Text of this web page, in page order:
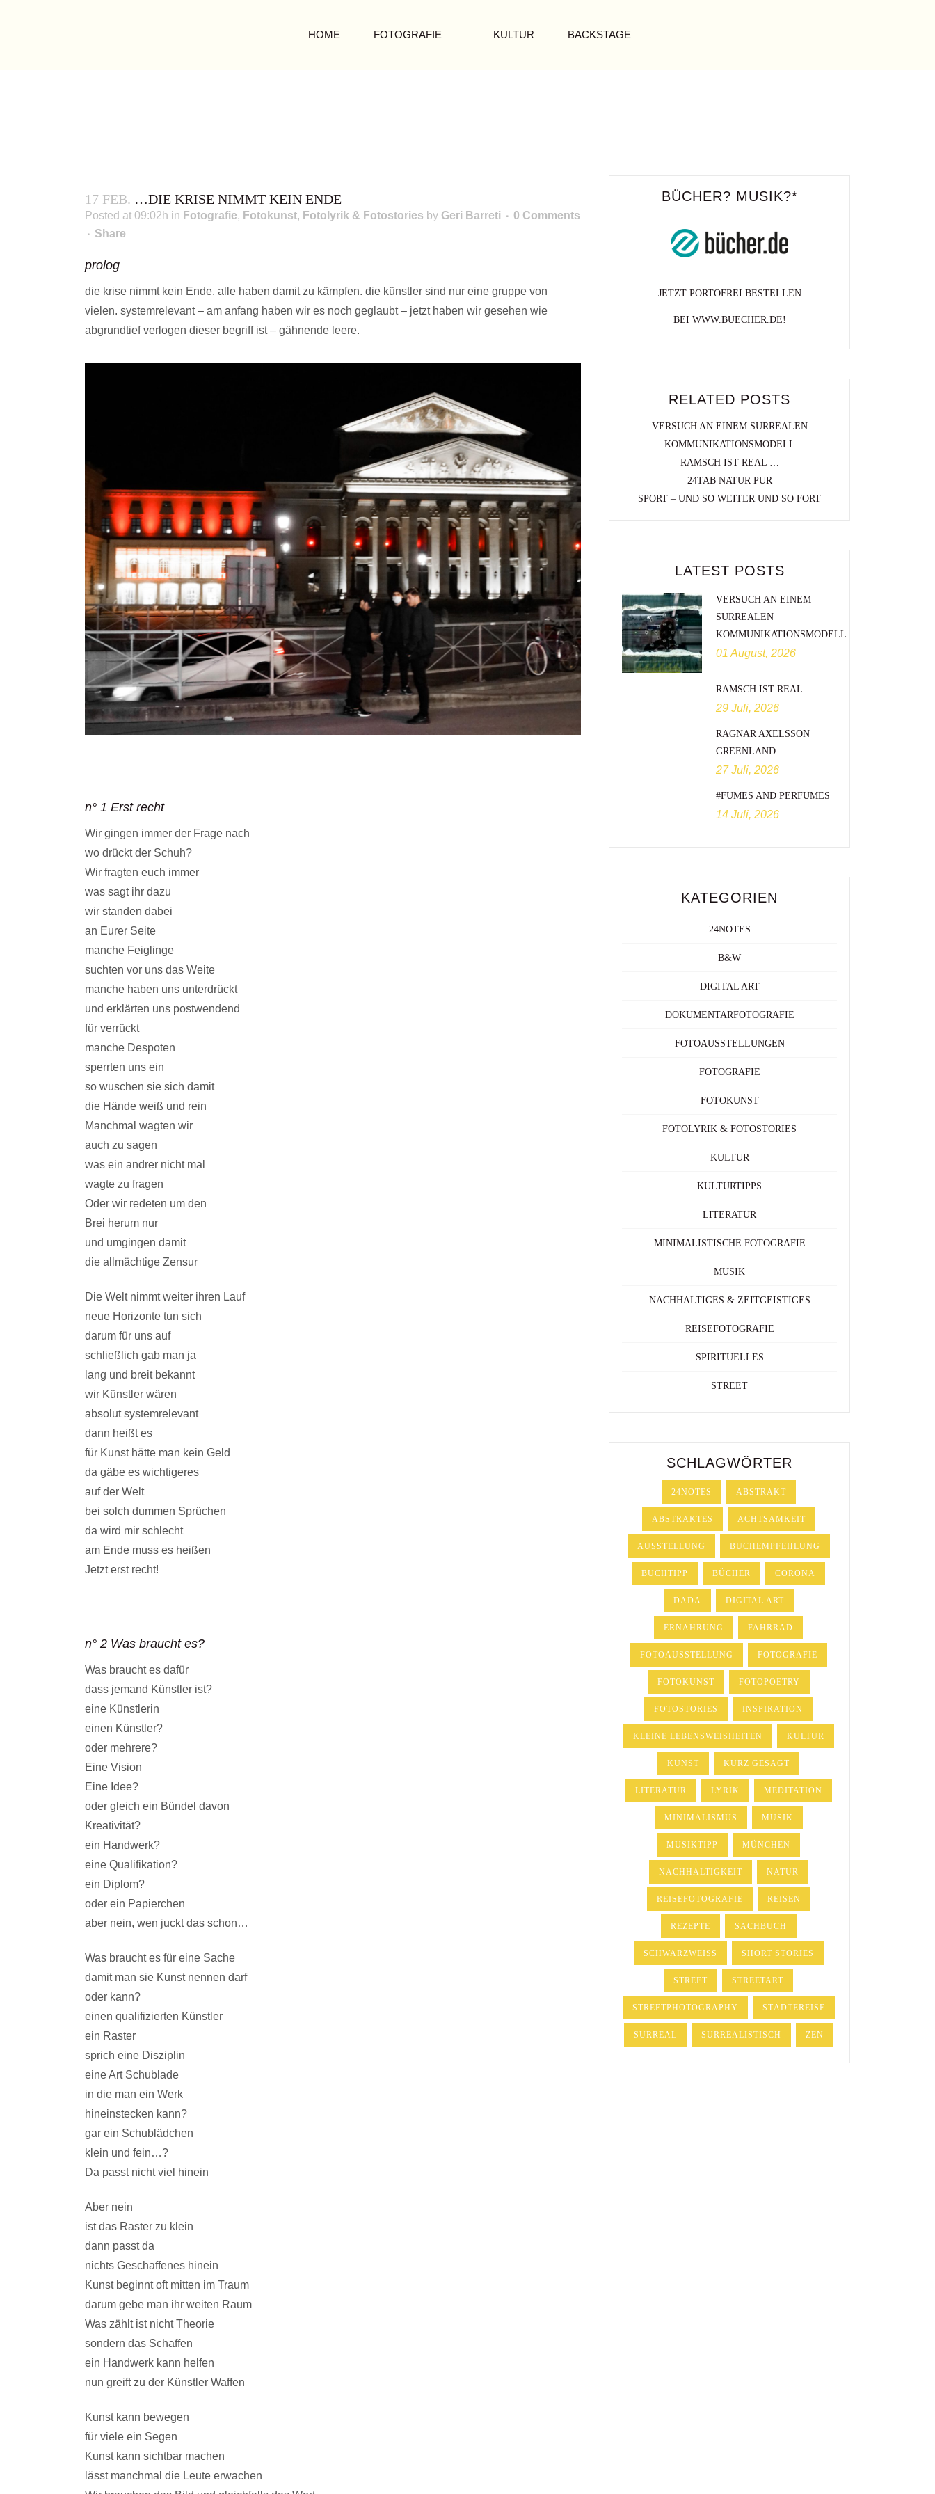
HOME FOTOGRAFIE KULTUR BACKSTAGE
…DIE KRISE NIMMT KEIN ENDE
17 FEB. …DIE KRISE NIMMT KEIN ENDE
Posted at 09:02h in Fotografie, Fotokunst, Fotolyrik & Fotostories by Geri Barreti
0 Comments
Share
prolog
die krise nimmt kein Ende. alle haben damit zu kämpfen. die künstler sind nur eine gruppe von
vielen. systemrelevant – am anfang haben wir es noch geglaubt – jetzt haben wir gesehen wie
abgrundtief verlogen dieser begriff ist – gähnende leere.
n° 1 Erst recht
Wir gingen immer der Frage nach
wo drückt der Schuh?
Wir fragten euch immer
was sagt ihr dazu
wir standen dabei
an Eurer Seite
manche Feiglinge
suchten vor uns das Weite
manche haben uns unterdrückt
und erklärten uns postwendend
für verrückt
manche Despoten
sperrten uns ein
so wuschen sie sich damit
die Hände weiß und rein
Manchmal wagten wir
auch zu sagen
was ein andrer nicht mal
wagte zu fragen
Oder wir redeten um den
Brei herum nur
und umgingen damit
die allmächtige Zensur
Die Welt nimmt weiter ihren Lauf
neue Horizonte tun sich
darum für uns auf
schließlich gab man ja
lang und breit bekannt
wir Künstler wären
absolut systemrelevant
dann heißt es
für Kunst hätte man kein Geld
da gäbe es wichtigeres
auf der Welt
bei solch dummen Sprüchen
da wird mir schlecht
am Ende muss es heißen
Jetzt erst recht!
n° 2 Was braucht es?
Was braucht es dafür
dass jemand Künstler ist?
eine Künstlerin
einen Künstler?
oder mehrere?
Eine Vision
Eine Idee?
oder gleich ein Bündel davon
Kreativität?
ein Handwerk?
eine Qualifikation?
ein Diplom?
oder ein Papierchen
aber nein, wen juckt das schon…
Was braucht es für eine Sache
damit man sie Kunst nennen darf
oder kann?
einen qualifizierten Künstler
ein Raster
sprich eine Disziplin
eine Art Schublade
in die man ein Werk
hineinstecken kann?
gar ein Schublädchen
klein und fein…?
Da passt nicht viel hinein
Aber nein
ist das Raster zu klein
dann passt da
nichts Geschaffenes hinein
Kunst beginnt oft mitten im Traum
darum gebe man ihr weiten Raum
Was zählt ist nicht Theorie
sondern das Schaffen
ein Handwerk kann helfen
nun greift zu der Künstler Waffen
Kunst kann bewegen
für viele ein Segen
Kunst kann sichtbar machen
lässt manchmal die Leute erwachen
BÜCHER? MUSIK?*
JETZT PORTOFREI BESTELLEN
BEI WWW.BUECHER.DE!
RELATED POSTS
VERSUCH AN EINEM SURREALEN
KOMMUNIKATIONSMODELL
RAMSCH IST REAL …
24TAB NATUR PUR
SPORT – UND SO WEITER UND SO FORT
LATEST POSTS
VERSUCH AN EINEM
SURREALEN
KOMMUNIKATIONSMODELL
01 August, 2026
RAMSCH IST REAL …
29 Juli, 2026
RAGNAR AXELSSON
GREENLAND
27 Juli, 2026
#FUMES AND PERFUMES
14 Juli, 2026
KATEGORIEN
24NOTES
B&W
DIGITAL ART
DOKUMENTARFOTOGRAFIE
FOTOAUSSTELLUNGEN
FOTOGRAFIE
FOTOKUNST
FOTOLYRIK & FOTOSTORIES
KULTUR
KULTURTIPPS
LITERATUR
MINIMALISTISCHE FOTOGRAFIE
MUSIK
NACHHALTIGES & ZEITGEISTIGES
REISEFOTOGRAFIE
SPIRITUELLES
STREET
SCHLAGWÖRTER
24NOTES ABSTRAKT
ABSTRAKTES ACHTSAMKEIT
AUSSTELLUNG BUCHEMPFEHLUNG
BUCHTIPP BÜCHER CORONA
DADA DIGITAL ART
ERNÄHRUNG FAHRRAD
FOTOAUSSTELLUNG FOTOGRAFIE
FOTOKUNST FOTOPOETRY
FOTOSTORIES INSPIRATION
KLEINE LEBENSWEISHEITEN KULTUR
KUNST KURZ GESAGT
LITERATUR LYRIK MEDITATION
MINIMALISMUS MUSIK
MUSIKTIPP MÜNCHEN
NACHHALTIGKEIT NATUR
REISEFOTOGRAFIE REISEN
REZEPTE SACHBUCH
SCHWARZWEISS SHORT STORIES
STREET STREETART
STREETPHOTOGRAPHY STÄDTEREISE
SURREAL SURREALISTISCH ZEN